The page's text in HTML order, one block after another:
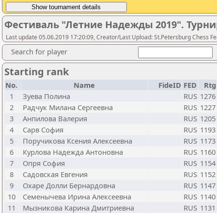
Фестиваль "Летние Надежды 2019".
Last update 05.06.2019 17:20:09, Creator/Last Upload: St.Petersburg Chess
Search for player
Starting rank
No. Name FideID FED
Rtg
1
Зуева Полина RUS 1276
2
Радчук Милана Сергеевна RUS 1227
3
Анпилова Валерия RUS 1205
4
Сарв София RUS 1193
5
Поручикова Ксения Алексеевна RUS 1173
6
Курлова Надежда Антоновна RUS 1160
7
Опря София RUS 1154
8
Садовская Евгения RUS 1152
9
Охаре Долли Бернардовна RUS 1147
10
Семенычева Ирина Алексеевна RUS 1140
11
Мызникова Карина Дмитриевна RUS 1131